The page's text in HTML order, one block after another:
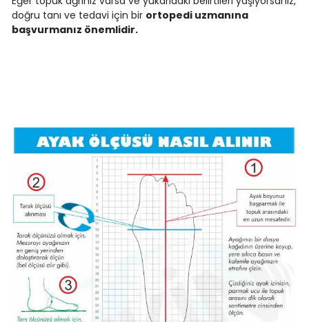
doğru tanı ve tedavi için bir ortopedi uzmanına
başvurmanız önemlidir.